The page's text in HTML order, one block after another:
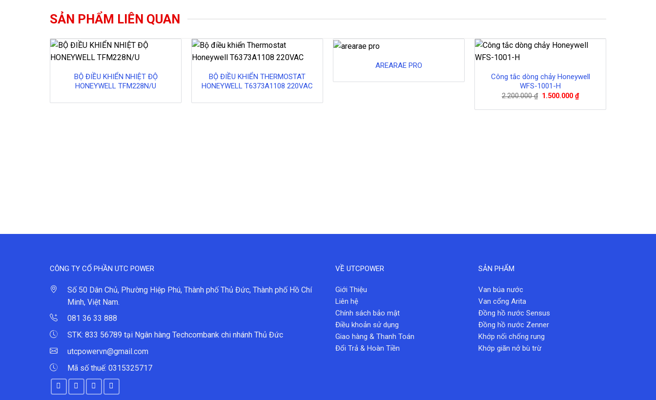
SẢN PHẨM LIÊN QUAN
BỘ ĐIỀU KHIỂN NHIỆT ĐỘ
HONEYWELL TFM228N/U
BỘ ĐIỀU KHIỂN THERMOSTAT
HONEYWELL T6373A1108 220VAC
AREARAE PRO
Công tắc dòng chảy Honeywell
WFS-1001-H
2.200.000₫ Giá
là:
1.500.000₫Giá
hiện
tại
CÔNG TY CỔ PHẦN UTC POWER
Số 50 Dân Chủ, Phường Hiệp Phú, Thành phố Thủ Đức, Thành phố Hồ Chí
Minh, Việt Nam.
081 36 33 888
STK: 833 56789 tại Ngân hàng Techcombank chi nhánh Thủ Đức
utcpowervn@gmail.com
Mã số thuế: 0315325717
VỀ UTCPOWER
Giới Thiệu
Liên hệ
Chính sách bảo mật
Điều khoản sử dụng
Giao hàng & Thanh Toán
Đổi Trả & Hoàn Tiền
SẢN PHẨM
Van búa nước
Van cổng Arita
Đồng hồ nước Sensus
Đồng hồ nước Zenner
Khớp nối chống rung
Khớp giãn nở bù trừ